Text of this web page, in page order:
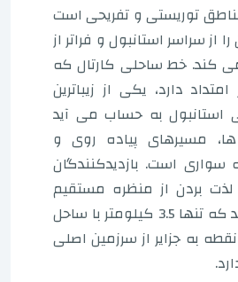
توریستی و تفریحی است
از سراسر استانبول و فراتر از
کند. خط ساحلی کارتال که
امتداد دارد، یکی از زیباترین
استانبول به حساب می آید
مسیرهای پیاده روی و
است. بازدیدکنندگان
بردن از منظره مستقیم
جزایر پرنس می آیند که تنها 3.5 کیلومتر با ساحل
نقطه به جزایر از سرزمین اصلی